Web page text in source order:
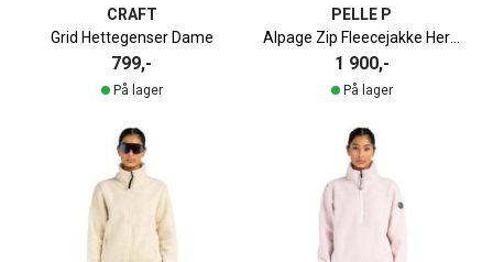
CRAFT
Grid Hettegenser Dame
799,-
På lager
PELLE P
Alpage Zip Fleecejakke Herre
1 900,-
På lager